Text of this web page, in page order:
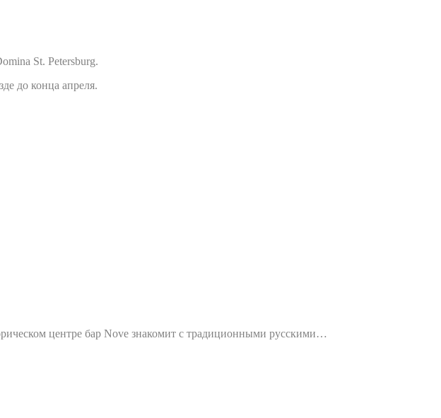
St. Petersburg.
до конца апреля.
центре бар Nove знакомит с традиционными русскими…